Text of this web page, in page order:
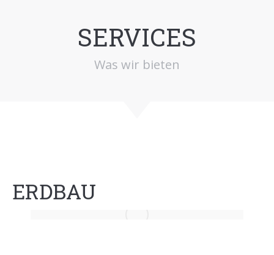
SERVICES
Was wir bieten
ERDBAU